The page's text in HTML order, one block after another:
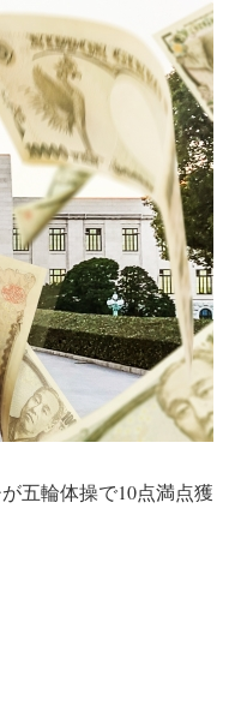
五輪体操で10点満点獲